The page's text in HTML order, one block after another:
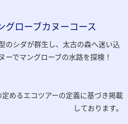
グローブカヌーコース
のシダが群生し、太古の森へ迷い込
ーでマングローブの水路を探検！
めるエコツアーの定義に基づき掲載
しております。